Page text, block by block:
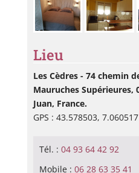
Lieu
Les Cèdres - 74 chemin
Mauruches Supérieures,
Juan, France.
GPS : 43.578503, 7.060517
Tél. : 04 93 64 42 92
Mobile : 06 28 63 35 41